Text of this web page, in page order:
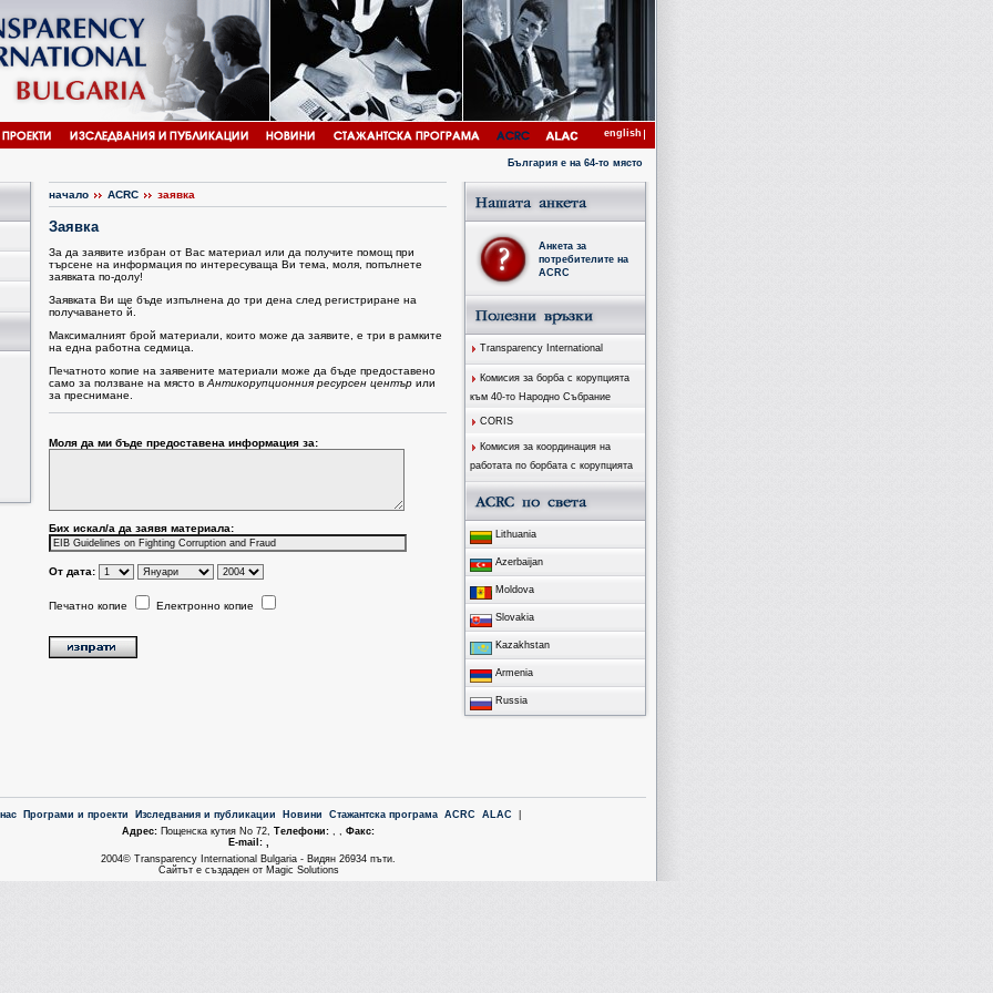
english
България е на 64-то място с коефициент 4.1 в Индекса за възприятие на корупцията за 2007
начало ACRC заявка
Заявка
За да заявите избран от Вас материал или да получите помощ при
търсене на информация по интересуваща Ви тема, моля, попълнете
заявката по-долу!
Заявката Ви ще бъде изпълнена до три дена след регистриране на
получаването й.
Максималният брой материали, които може да заявите, е три в рамките
на една работна седмица.
Печатното копие на заявените материали може да бъде предоставено
само за ползване на място вАнтикорупционния ресурсен център или
за преснимане.
Моля да ми бъде предоставена информация за:
Бих искал/a да заявя материала:
От дата:
Печатно копие Електронно копие
Анкета за
потребителите на
ACRC
Transparency International
Комисия за борба с корупцията
към 40-то Народно Събрание
CORIS
Комисия за координация на
работата по борбата с корупцията
Lithuania
Azerbaijan
Moldova
Slovakia
Kazakhstan
Armenia
Russia
Програми и проекти Изследвания и публикации Новини Стажантска програма ACRC ALAC
Aдрес: Пощенска кутия No 72, Tелефони: , , Факс:
Е-mail: ,
2004© Transparency International Bulgaria - Видян 26934 пъти.
Сайтът е създаден от Magic Solutions